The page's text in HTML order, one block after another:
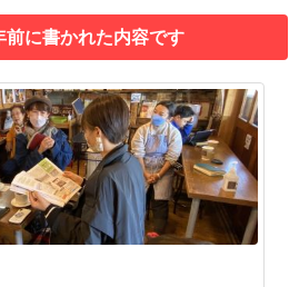
前に書かれた内容です